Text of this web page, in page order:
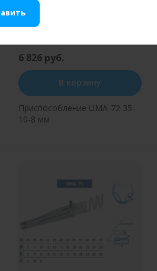
6 826 руб.
В корзину
Приспособление UMA-72 35-
10-8 мм